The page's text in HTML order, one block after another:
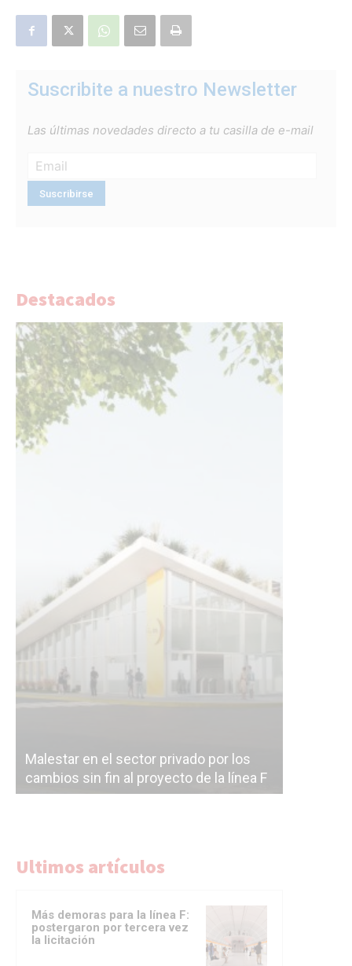
Suscribite a nuestro Newsletter
Las últimas novedades directo a tu casilla de e-mail
Destacados
Malestar en el sector privado por los
cambios sin fin al proyecto de la línea F
Ultimos artículos
Más demoras para la línea F:
postergaron por tercera vez
la licitación